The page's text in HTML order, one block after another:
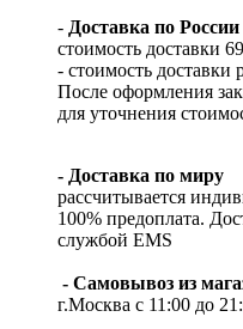
- Доставка по России
стоимость доставки
- стоимость доставки
После оформления
для уточнения
- Доставка по миру
рассчитывается
100% предоплата.
службой EMS
- Самовывоз из
г.Москва с 11:00 до